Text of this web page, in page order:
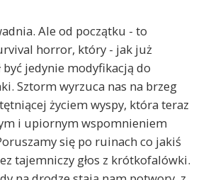
Ale od początku - to
horror, który - jak już
być jedynie modyfikacją do
Sztorm wyrzuca nas na brzeg
życiem wyspy, która teraz
i upiornym wspomnieniem
się po ruinach co jakiś
tajemniczy głos z krótkofalówki.